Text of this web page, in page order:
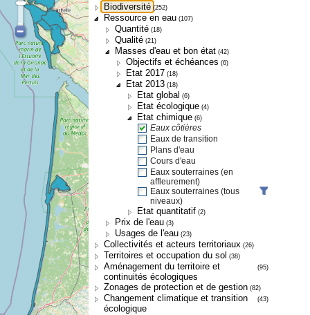
Biodiversité (252)
Ressource en eau (107)
Quantité (18)
Qualité (21)
Masses d'eau et bon état (42)
Objectifs et échéances (6)
Etat 2017 (18)
Etat 2013 (18)
Etat global (6)
Etat écologique (4)
Etat chimique (6)
Eaux côtières
Eaux de transition
Plans d'eau
Cours d'eau
Eaux souterraines (en
affleurement)
Eaux souterraines (tous
niveaux)
Etat quantitatif (2)
Prix de l'eau (3)
Usages de l'eau (23)
Collectivités et acteurs territoriaux (26)
Territoires et occupation du sol (38)
Aménagement du territoire et
continuités écologiques
(95)
Zonages de protection et de gestion (82)
Changement climatique et transition
écologique
(43)